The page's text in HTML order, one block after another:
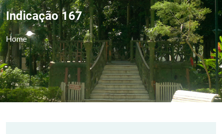
Indicação 167
Home